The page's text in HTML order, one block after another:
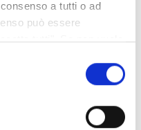
a tutti o ad
può essere
tutti". Se non vuole